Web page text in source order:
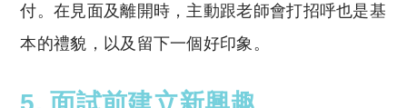
付。在見面及離開時，主動跟老師會打招呼也是基
本的禮貌，以及留下一個好印象。